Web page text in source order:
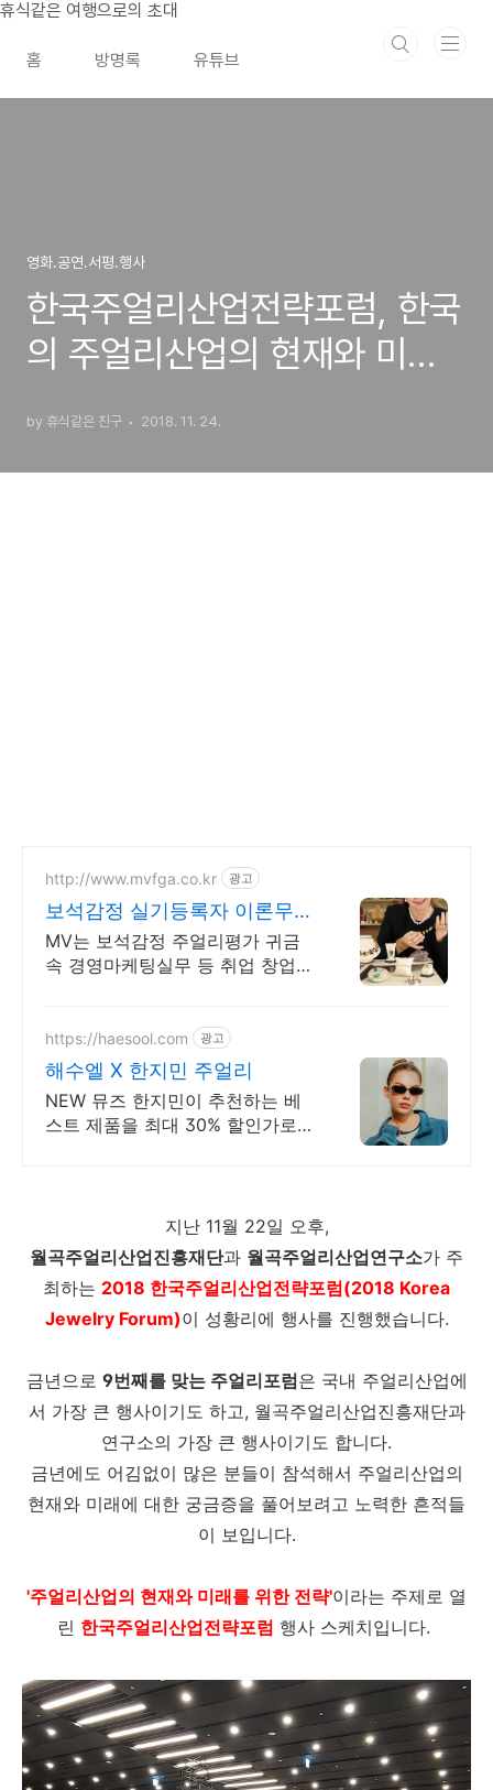
본문 바로가기
휴식같은 여행으로의 초대
홈 방명록 유튜브
영화.공연.서평.행사
한국주얼리산업전략포럼, 한국
의 주얼리산업의 현재와 미래
by 휴식같은 친구 2018. 11. 24.
http://www.mvfga.co.kr 광고
보석감정 실기등록자 이론무료
주얼리창업취업전문학원37년
MV는 보석감정 주얼리평가 귀금
속 경영마케팅실무 등 취업 창업에
https://haesool.com 광고
해수엘 X 한지민 주얼리
NEW 뮤즈 한지민이 추천하는 베
스트 제품을 최대 30% 할인가로
지난 11월 22일 오후,
월곡주얼리산업진흥재단과 월곡주얼리산업연구소가 주
최하는 2018 한국주얼리산업전략포럼(2018 Korea
Jewelry Forum)이 성황리에 행사를 진행했습니다.
금년으로 9번째를 맞는 주얼리포럼은 국내 주얼리산업에
서 가장 큰 행사이기도 하고, 월곡주얼리산업진흥재단과
연구소의 가장 큰 행사이기도 합니다.
금년에도 어김없이 많은 분들이 참석해서 주얼리산업의
현재와 미래에 대한 궁금증을 풀어보려고 노력한 흔적들
이 보입니다.
'주얼리산업의 현재와 미래를 위한 전략'이라는 주제로 열
린 한국주얼리산업전략포럼 행사 스케치입니다.